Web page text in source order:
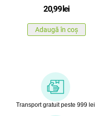
20,99lei
Adaugă în coș
Transport gratuit peste 999 lei